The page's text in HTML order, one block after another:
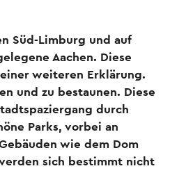
Süd-Limburg und auf
Aachen. Diese
weiteren Erklärung.
und zu bestaunen. Diese
durch
Parks, vorbei an
wie dem Dom
sich bestimmt nicht